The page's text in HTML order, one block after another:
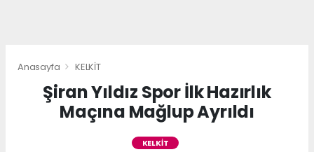
Anasayfa KELKİT
Şiran Yıldız Spor İlk Hazırlık
Maçına Mağlup Ayrıldı
KELKİT